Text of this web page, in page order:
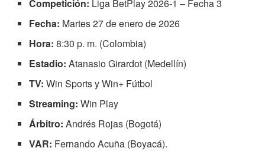
Competición: Liga BetPlay 2026-1 – Fecha 3
Fecha: Martes 27 de enero de 2026
Hora: 8:30 p. m. (Colombia)
Estadio: Atanasio Girardot (Medellín)
TV: Win Sports y Win+ Fútbol
Streaming: Win Play
Árbitro: Andrés Rojas (Bogotá)
VAR: Fernando Acuña (Boyacá).